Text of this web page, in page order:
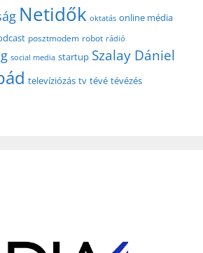
Netidők oktatás online média
posztmodem robot rádió
social media startup Szalay Dániel
televíziózás tv tévé tévézés